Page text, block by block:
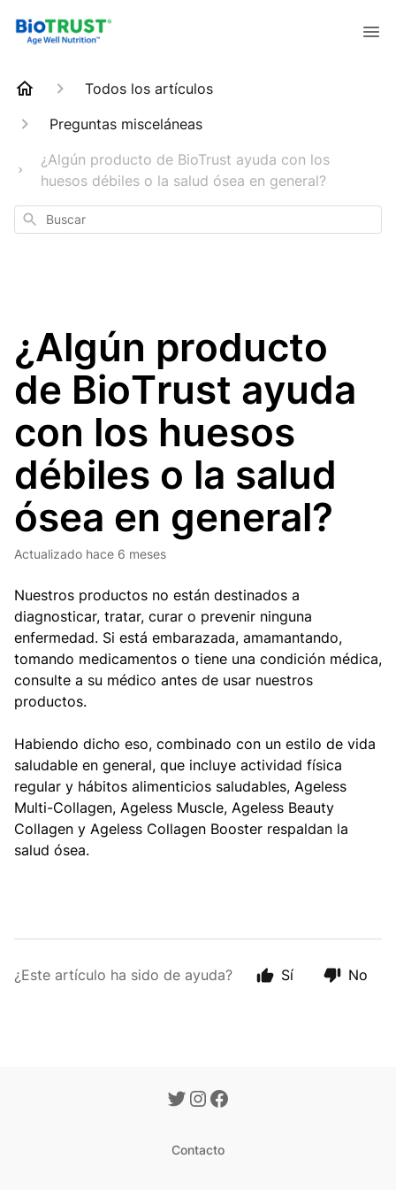
Todos los artículos
Preguntas misceláneas
¿Algún producto de BioTrust ayuda con los
huesos débiles o la salud ósea en general?
Buscar
¿Algún producto
de BioTrust ayuda
con los huesos
débiles o la salud
ósea en general?
Actualizado hace 6 meses
Nuestros productos no están destinados a
diagnosticar, tratar, curar o prevenir ninguna
enfermedad. Si está embarazada, amamantando,
tomando medicamentos o tiene una condición médica,
consulte a su médico antes de usar nuestros
productos.
Habiendo dicho eso, combinado con un estilo de vida
saludable en general, que incluye actividad física
regular y hábitos alimenticios saludables, Ageless
Multi-Collagen, Ageless Muscle, Ageless Beauty
Collagen y Ageless Collagen Booster respaldan la
salud ósea.
¿Este artículo ha sido de ayuda? Sí No
Contacto